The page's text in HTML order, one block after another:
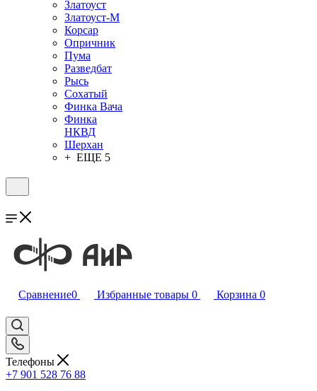
Златоуст
Златоуст-М
Корсар
Опричник
Пума
Разведбат
Рысь
Сохатый
Финка Вача
Финка
НКВД
Шерхан
+ ЕЩЕ 5
Сравнение0 Избранные товары 0 Корзина 0
Телефоны
+7 901 528 76 88